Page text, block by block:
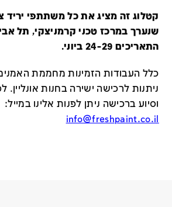
שנערך במרכז טכני קרמניצקי, תל
התאריכים 24-29 ביוני.
כלל העבודות הזמינות מחממת
ניתנות לרכישה ישירה בחנות אונליין.
וסיוע ברכישה ניתן לפנות אלינו במייל:
info@freshpaint.co.il